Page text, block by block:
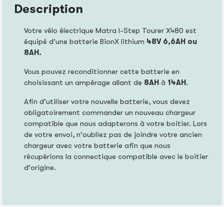
Description
Votre vélo électrique Matra I-Step Tourer X480 est
équipé d'une batterie BionX lithium 48V 6,6AH ou
8AH.
Vous pouvez reconditionner cette batterie en
choisissant un ampérage allant de 8AH à 14AH.
Afin d'utiliser votre nouvelle batterie, vous devez
obligatoirement commander un nouveau chargeur
compatible que nous adapterons à votre boitier. Lors
de votre envoi, n'oubliez pas de joindre votre ancien
chargeur avec votre batterie afin que nous
récupérions la connectique compatible avec le boitier
d'origine.